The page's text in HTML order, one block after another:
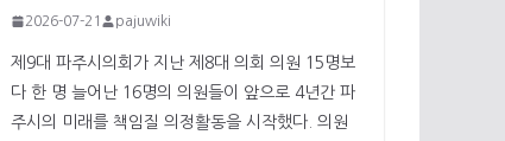
2026-07-21 pajuwiki
제9대 파주시의회가 지난 제8대 의회 의원 15명보
다 한 명 늘어난 16명의 의원들이 앞으로 4년간 파
주시의 미래를 책임질 의정활동을 시작했다. 의원